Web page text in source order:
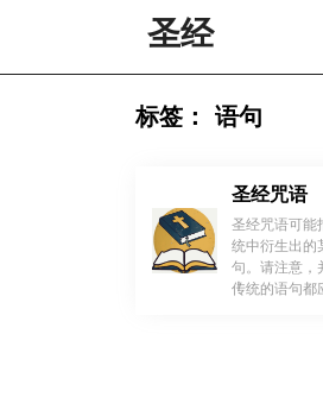
圣经
标签： 语句
圣经咒语
圣经咒语可能
统中衍生出的
句。请注意，
传统的语句都
！